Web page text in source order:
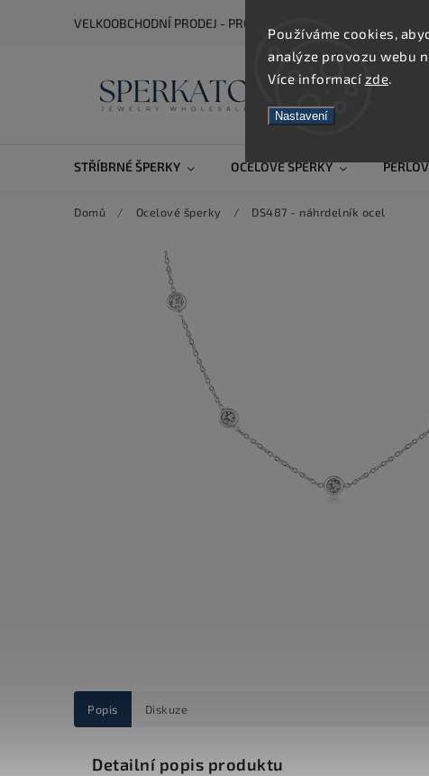
Používáme cookies,
analýze provozu webu
Více informací zde.
Nastavení
VELKOOBCHODNÍ PRODEJ - PRO ZOBRAZENÍ CEN SE
STŘÍBRNÉ ŠPERKY OCELOVÉ ŠPERKY
Domů / Ocelové šperky / DS487 - náhrdelník ocel
Popis Diskuze
Detailní popis produktu